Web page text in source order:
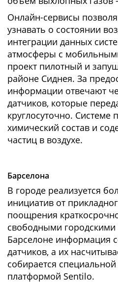
Онлайн-сервисы
узнавать о состоянии
интеграции данных
атмосферы с
проект пилотный и
районе Сиднея. За
информации отвечают
датчиков, которые
круглосуточно. Системе
химический состав и
частиц в воздухе.
Барселона
В городе реализуется
инициатив от
поощрения
свободными
Барселоне информация
датчиков, а их
собирается
платформой Sentilo.